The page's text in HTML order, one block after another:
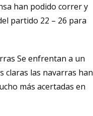
han podido correr y
partido 22 – 26 para
Se enfrentan a un
claras las navarras han
más acertadas en